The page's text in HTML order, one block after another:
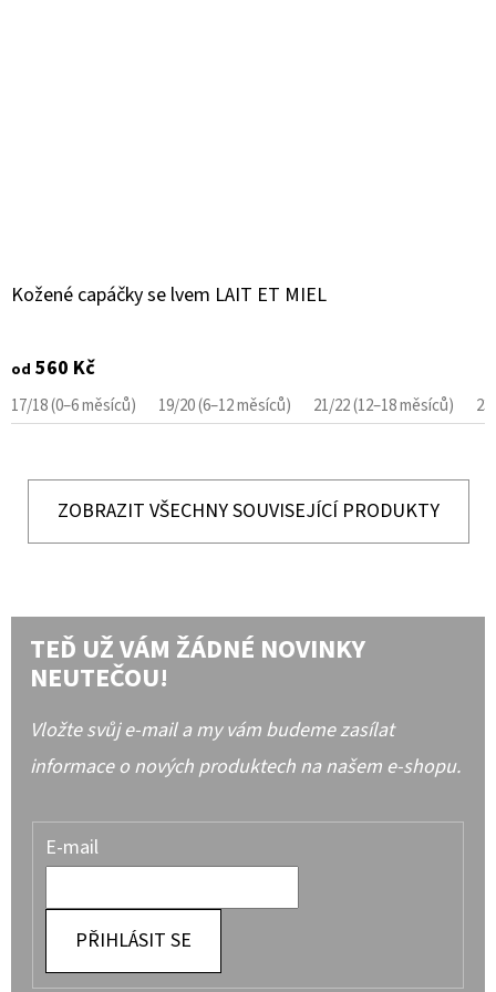
Kožené capáčky se lvem LAIT ET MIEL
od 560 Kč
17/18 (0–6 měsíců) 19/20 (6–12 měsíců) 21/22 (12–18 měsíců)
ZOBRAZIT VŠECHNY SOUVISEJÍCÍ PRODUKTY
TEĎ UŽ VÁM ŽÁDNÉ NOVINKY
NEUTEČOU!
Vložte svůj e-mail a my vám budeme zasílat
informace o nových produktech na našem e-shopu.
E-mail
PŘIHLÁSIT SE